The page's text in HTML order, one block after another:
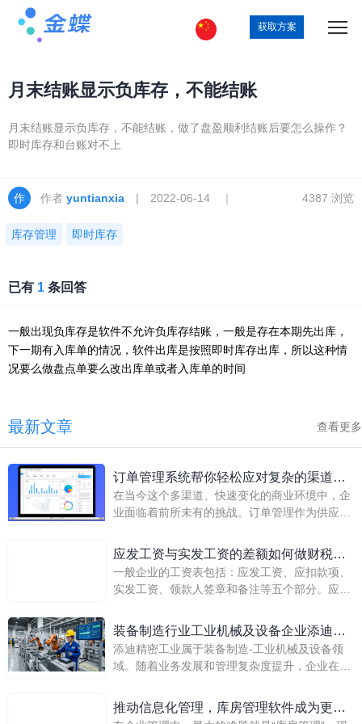
获取方案
月末结账显示负库存，不能结账
月末结账显示负库存，不能结账，做了盘盈顺利结账后要怎么操作？
即时库存和台账对不上
作者 yuntianxia | 2022-06-14 ｜
库存管理 即时库存
4387 浏览
已有 1 条回答
一般出现负库存是软件不允许负库存结账，一般是存在本期先出库，
下一期有入库单的情况，软件出库是按照即时库存出库，所以这种情
况要么做盘点单要么改出库单或者入库单的时间
最新文章 查看更多
订单管理系统帮你轻松应对复杂的渠道订
单管理
在当今这个多渠道、快速变化的商业环境中，企
业面临着前所未有的挑战。订单管理作为供应链
加而倍增。如何高效、准确地处理来自各种渠道
的订单，成为了提升客户满意度、增强市场竞争
力的关键。此时，一个功能强大的订单管理系统
（OMS）就显得尤为重要。
应发工资与实发工资的差额如何做财税处
理？
一般企业的工资表包括：应发工资、应扣款项、
实发工资、领款人签章和备注等五个部分。应发
应扣款项包括应扣个人负担的基本社会保险费、
个人负担的住房公积金、代扣代缴个人所得税和
应扣职工请假、罚款等。应发工资减去应扣款项
等于实发工资，那么，应扣款项即应发工资与实
装备制造行业工业机械及设备企业添迪精
密工业：金蝶AI星空助力盘点准确率达
100%
添迪精密工业属于装备制造-工业机械及设备领
域。随着业务发展和管理复杂度提升，企业在数
求。金蝶通过金蝶AI星空、业财融合支撑添迪精
密工业推进数字化建设，帮助企业构建更统一、
推动信息化管理，库房管理软件成为更多